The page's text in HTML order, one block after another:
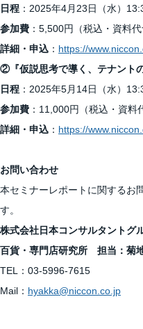
日程 ：2025年4月23日（水）
参加費 ：5,500円（税込・資料代
詳細・申込 ： https://
②『仮説思考で導く、テナント
日程 ：2025年5月14日（水）
参加費 ：11,000円（税込・資料
詳細・申込 ： https://
お問い合わせ
本セミナーレポートに関するお
す。
株式会社日本コンサルタントグ
百貨・専門店研究所 担当：菊
TEL：03-5996-7615
Mail： hyakka@niccon.co.jp